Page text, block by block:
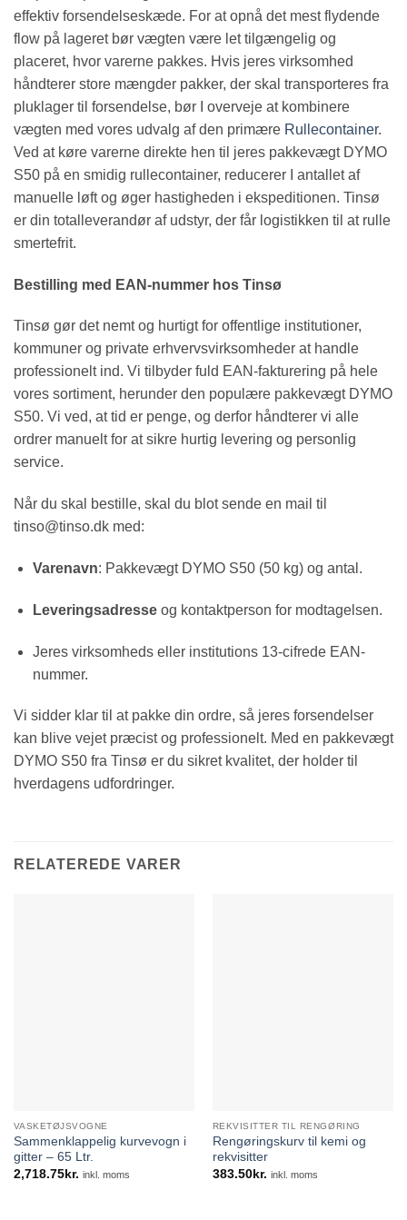
effektiv forsendelseskæde. For at opnå det mest flydende
flow på lageret bør vægten være let tilgængelig og
placeret, hvor varerne pakkes. Hvis jeres virksomhed
håndterer store mængder pakker, der skal transporteres fra
pluklager til forsendelse, bør I overveje at kombinere
vægten med vores udvalg af den primære Rullecontainer.
Ved at køre varerne direkte hen til jeres pakkevægt DYMO
S50 på en smidig rullecontainer, reducerer I antallet af
manuelle løft og øger hastigheden i ekspeditionen. Tinsø
er din totalleverandør af udstyr, der får logistikken til at rulle
smertefrit.
Bestilling med EAN-nummer hos Tinsø
Tinsø gør det nemt og hurtigt for offentlige institutioner,
kommuner og private erhvervsvirksomheder at handle
professionelt ind. Vi tilbyder fuld EAN-fakturering på hele
vores sortiment, herunder den populære pakkevægt DYMO
S50. Vi ved, at tid er penge, og derfor håndterer vi alle
ordrer manuelt for at sikre hurtig levering og personlig
service.
Når du skal bestille, skal du blot sende en mail til
tinso@tinso.dk med:
Varenavn: Pakkevægt DYMO S50 (50 kg) og antal.
Leveringsadresseog kontaktperson for modtagelsen.
Jeres virksomheds eller institutions 13-cifrede EAN-
nummer.
Vi sidder klar til at pakke din ordre, så jeres forsendelser
kan blive vejet præcist og professionelt. Med en pakkevægt
DYMO S50 fra Tinsø er du sikret kvalitet, der holder til
hverdagens udfordringer.
RELATEREDE VARER
VASKETØJSVOGNE
Sammenklappelig kurvevogn i
gitter – 65 Ltr.
2,718.75kr. inkl. moms
REKVISITTER TIL RENGØRING
Rengøringskurv til kemi og
rekvisitter
383.50kr. inkl. moms